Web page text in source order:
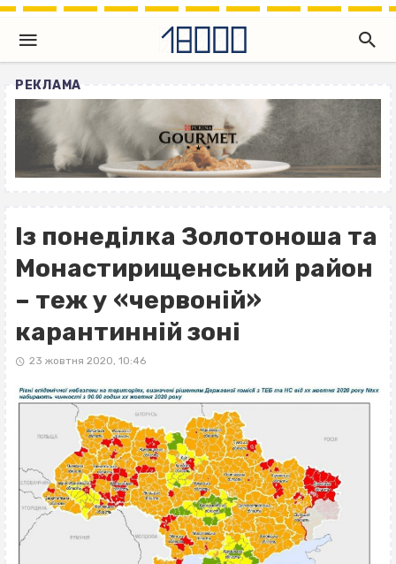
РЕКЛАМА
Із понеділка Золотоноша та
Монастирищенський район
– теж у «червоній»
карантинній зоні
23 жовтня 2020, 10:46